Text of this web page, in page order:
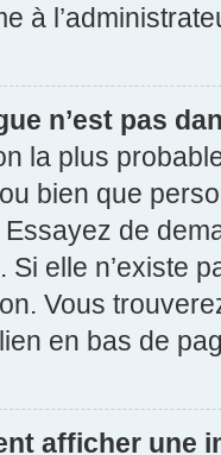
à
n’est pas
la plus
bien que
de
Si elle n’existe
Vous
en bas de
afficher une